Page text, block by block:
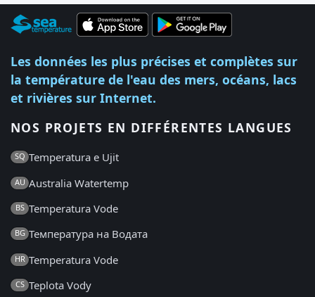
Les données les plus précises et complètes sur
la température de l'eau des mers, océans, lacs
et rivières sur Internet.
NOS PROJETS EN DIFFÉRENTES LANGUES
SQ Temperatura e Ujit
AU Australia Watertemp
BS Temperatura Vode
BG Температура на Водата
HR Temperatura Vode
CS Teplota Vody